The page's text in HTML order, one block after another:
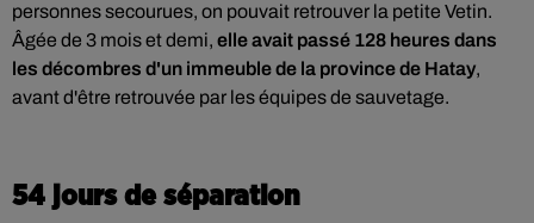
personnes secourues, on pouvait retrouver la petite Vetin.
Âgée de 3 mois et demi, elle avait passé 128 heures dans
les décombres d'un immeuble de la province de Hatay,
avant d'être retrouvée par les équipes de sauvetage.
54 jours de séparation